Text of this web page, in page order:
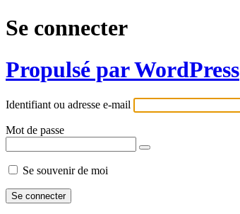
Se connecter
Propulsé par WordPress
Identifiant ou adresse e-mail
Mot de passe
Se souvenir de moi